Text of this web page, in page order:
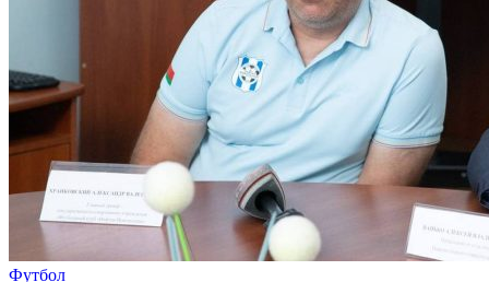
Футбол